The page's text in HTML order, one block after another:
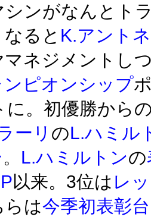
シンがなんとト
ると K.アント
マネジメントし
ンピオンシップ
に。初優勝から
ーリ のL.ハミル
。 L.ハミルトンの
以来。3位は レ
は今季初表彰台